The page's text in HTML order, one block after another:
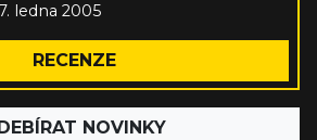
ledna 2005
RECENZE
NOVINKY